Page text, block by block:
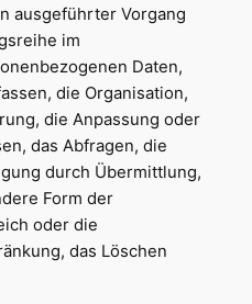
ausgeführter Vorgang
im
Daten,
die Organisation,
die Anpassung oder
das Abfragen, die
durch Übermittlung,
Form der
oder die
das Löschen